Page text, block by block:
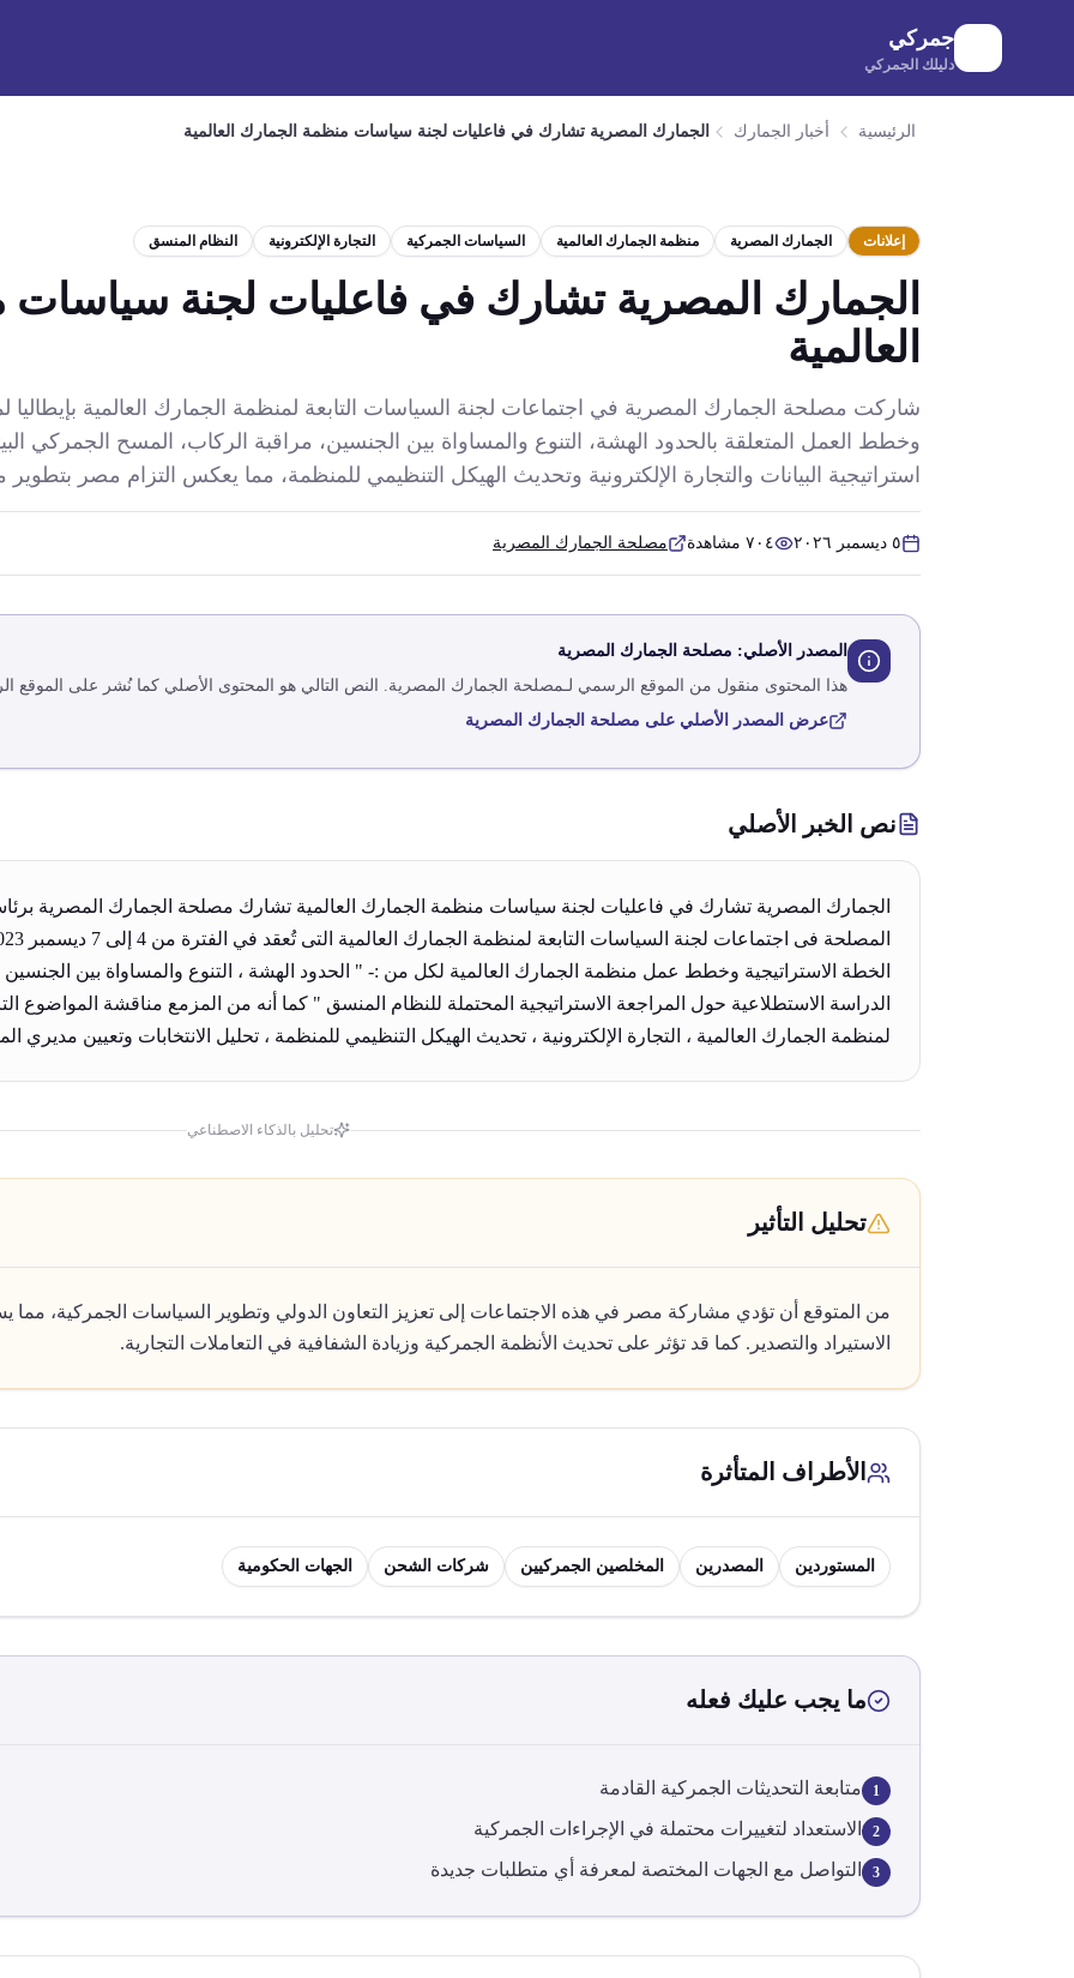
جمركي
دليلك الجمركي
الرئيسية أخبار الجمارك الجمارك المصرية تشارك في فاعليات لجنة سياسات منظمة الجمارك العالمية
إعلانات الجمارك المصرية منظمة الجمارك العالمية السياسات الجمركية التجارة الإلكترونية النظام المنسق
الجمارك المصرية تشارك في فاعليات لجنة
العالمية
شاركت مصلحة الجمارك المصرية في اجتماعات لجنة السياسات التابعة لمنظمة الجمارك العالمية بإيطاليا
وخطط العمل المتعلقة بالحدود الهشة، التنوع والمساواة بين الجنسين، مراقبة الركاب، المسح الجمركي
استراتيجية البيانات والتجارة الإلكترونية وتحديث الهيكل التنظيمي للمنظمة، مما يعكس التزام مصر
٥ ديسمبر ٢٠٢٦ ٧٠٤ مشاهدة مصلحة الجمارك المصرية
المصدر الأصلي: مصلحة الجمارك المصرية
هذا المحتوى منقول من الموقع الرسمي لـمصلحة الجمارك المصرية. النص التالي هو المحتوى الأصلي كما نُشر على الموقع
عرض المصدر الأصلي على مصلحة الجمارك المصرية
نص الخبر الأصلي
الجمارك المصرية تشارك في فاعليات لجنة سياسات منظمة الجمارك العالمية تشارك مصلحة الجمارك المصرية
الخطة الاستراتيجية وخطط عمل منظمة الجمارك العالمية لكل من :- " الحدود الهشة ، التنوع والمساواة بين الجنسين
الدراسة الاستطلاعية حول المراجعة الاستراتيجية المحتملة للنظام المنسق " كما أنه من المزمع مناقشة المواضوع
لمنظمة الجمارك العالمية ، التجارة الإلكترونية ، تحديث الهيكل التنظيمي للمنظمة ، تحليل الانتخابات وتعيين مديري
تحليل بالذكاء الاصطناعي
تحليل التأثير
من المتوقع أن تؤدي مشاركة مصر في هذه الاجتماعات إلى تعزيز التعاون الدولي وتطوير السياسات الجمركية،
الاستيراد والتصدير. كما قد تؤثر على تحديث الأنظمة الجمركية وزيادة الشفافية في التعاملات التجارية.
الأطراف المتأثرة
المستوردين المصدرين المخلصين الجمركيين شركات الشحن الجهات الحكومية
ما يجب عليك فعله
1 متابعة التحديثات الجمركية القادمة
2 الاستعداد لتغييرات محتملة في الإجراءات الجمركية
3 التواصل مع الجهات المختصة لمعرفة أي متطلبات جديدة